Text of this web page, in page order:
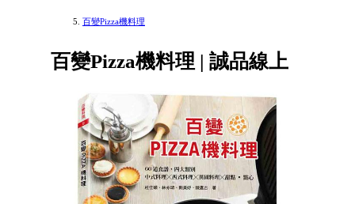
百變Pizza機料理
百變Pizza機料理 | 誠品線上